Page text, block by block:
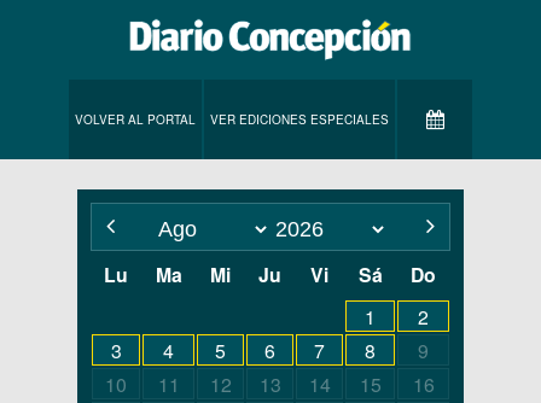
VOLVER AL PORTAL VER EDICIONES ESPECIALES
Lu Ma Mi Ju Vi Sá Do
1
2
3
4 5 6 7 8
9
10
11 12 13 14 15
16